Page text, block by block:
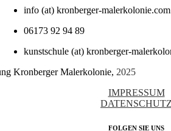
info (at) kronberger-malerkolonie.com
06173 92 94 89
kunstschule (at) kronberger-
Kronberger Malerkolonie, 2025
IMPRESSUM
DATENSCHUTZ
FOLGEN SIE UNS